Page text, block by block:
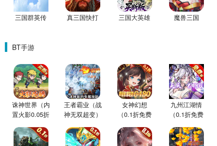
三国群英传 真三国快打 三国大英雄 魔兽三国
BT手游
诛神世界（内
置火影0.05折
王者霸业（战
神无双超变）
女神幻想
（0.1折免费
九州江湖情
（0.1折免费